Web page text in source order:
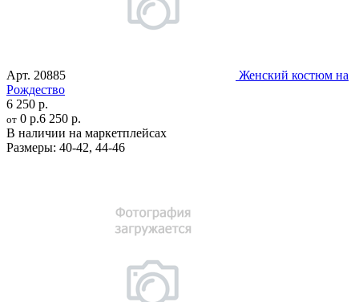
Арт. 20885
Женский костюм на
Рождество
6 250 р.
от 0 р.6 250 р.
В наличии на маркетплейсах
Размеры: 40-42, 44-46